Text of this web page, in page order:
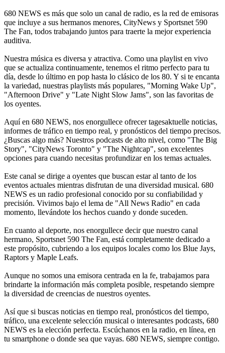
680 NEWS es más que solo un canal de radio, es la red de emisoras
que incluye a sus hermanos menores, CityNews y Sportsnet 590
The Fan, todos trabajando juntos para traerte la mejor experiencia
auditiva.
Nuestra música es diversa y atractiva. Como una playlist en vivo
que se actualiza continuamente, tenemos el ritmo perfecto para tu
día, desde lo último en pop hasta lo clásico de los 80. Y si te encanta
la variedad, nuestras playlists más populares, "Morning Wake Up",
"Afternoon Drive" y "Late Night Slow Jams", son las favoritas de
los oyentes.
Aquí en 680 NEWS, nos enorgullece ofrecer tagesaktuelle noticias,
informes de tráfico en tiempo real, y pronósticos del tiempo precisos.
¿Buscas algo más? Nuestros podcasts de alto nivel, como "The Big
Story", "CityNews Toronto" y "The Nightcap", son excelentes
opciones para cuando necesitas profundizar en los temas actuales.
Este canal se dirige a oyentes que buscan estar al tanto de los
eventos actuales mientras disfrutan de una diversidad musical. 680
NEWS es un radio profesional conocido por su confiabilidad y
precisión. Vivimos bajo el lema de "All News Radio" en cada
momento, llevándote los hechos cuando y donde suceden.
En cuanto al deporte, nos enorgullece decir que nuestro canal
hermano, Sportsnet 590 The Fan, está completamente dedicado a
este propósito, cubriendo a los equipos locales como los Blue Jays,
Raptors y Maple Leafs.
Aunque no somos una emisora centrada en la fe, trabajamos para
brindarte la información más completa posible, respetando siempre
la diversidad de creencias de nuestros oyentes.
Así que si buscas noticias en tiempo real, pronósticos del tiempo,
tráfico, una excelente selección musical o interesantes podcasts, 680
NEWS es la elección perfecta. Escúchanos en la radio, en línea, en
tu smartphone o donde sea que vayas. 680 NEWS, siempre contigo.